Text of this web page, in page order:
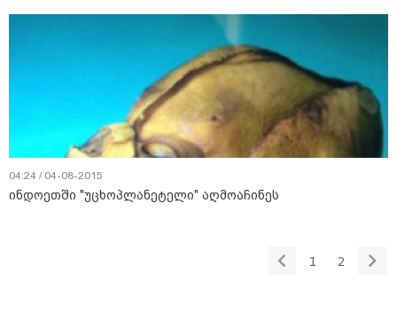
04:24 / 04-08-2015
ინდოეთში "უცხოპლანეტელი" აღმოაჩინეს
1 2